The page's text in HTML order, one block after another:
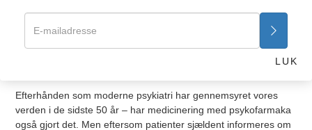
Fem:De fleste psykiske problemer skyldes en underliggende
fysisk lidelse, der kræver lægelig, ikke psykiatrisk behandling.
Seks:
Uanset hvor alvorlig den emotionelle eller psykiske
Efterhånden som moderne psykiatri har gennemsyret vores
verden i de sidste 50 år – har medicinering med psykofarmaka
også gjort det. Men eftersom patienter sjældent informeres om
LUK